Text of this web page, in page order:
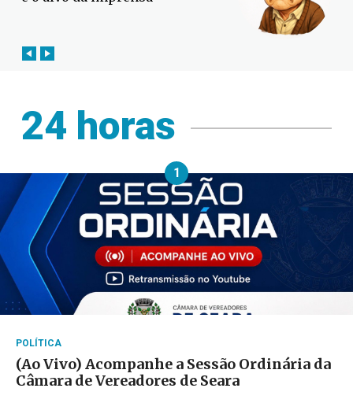
24 horas
1
POLÍTICA
(Ao Vivo) Acompanhe a Sessão Ordinária da
Câmara de Vereadores de Seara